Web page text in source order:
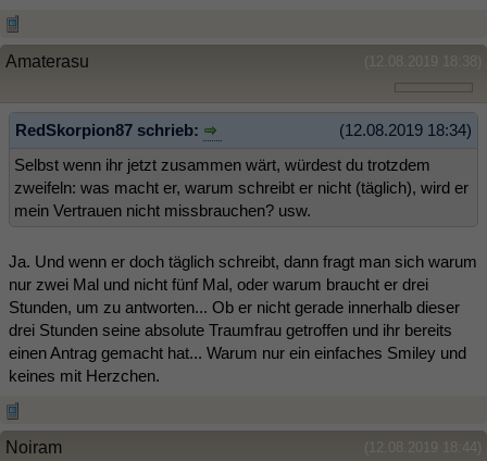
(12.08.2019 18:38)
Amaterasu
(12.08.2019 18:34)
RedSkorpion87 schrieb:
Selbst wenn ihr jetzt zusammen wärt, würdest du trotzdem
zweifeln: was macht er, warum schreibt er nicht (täglich), wird er
mein Vertrauen nicht missbrauchen? usw.
Ja. Und wenn er doch täglich schreibt, dann fragt man sich warum
nur zwei Mal und nicht fünf Mal, oder warum braucht er drei
Stunden, um zu antworten... Ob er nicht gerade innerhalb dieser
drei Stunden seine absolute Traumfrau getroffen und ihr bereits
einen Antrag gemacht hat... Warum nur ein einfaches Smiley und
keines mit Herzchen.
(12.08.2019 18:44)
Noiram